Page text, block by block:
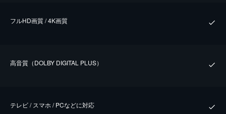
フルHD画質 / 4K画質
⾼⾳質（DOLBY DIGITAL PLUS）
テレビ / スマホ / PCなどに対応